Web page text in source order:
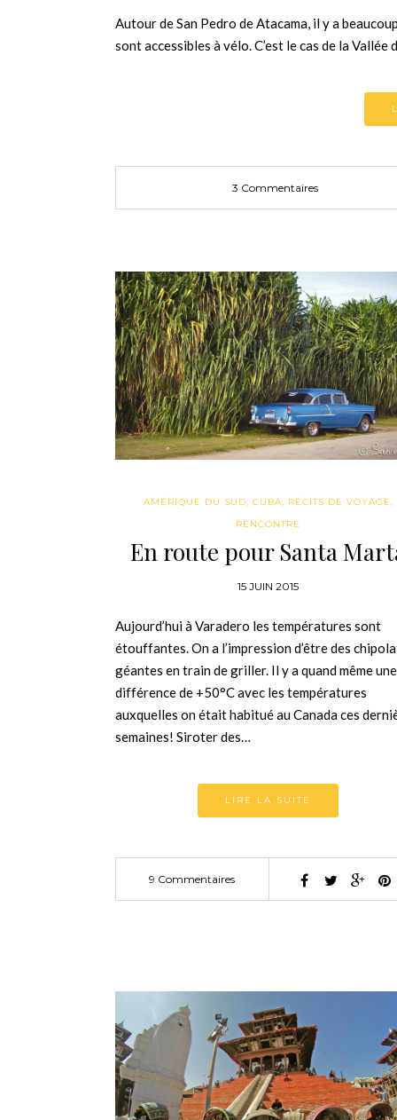
Autour de San Pedro de Atacama, il y a
sont accessibles à vélo. C’est le cas de la Vallée
3 Commentaires
AMÉRIQUE DU SUD, CUBA, RÉCITS DE VOYAGE,
RENCONTRE
En route pour Santa
15 JUIN 2015
Aujourd’hui à Varadero les températures sont
étouffantes. On a l’impression d’être des
géantes en train de griller. Il y a quand même une
différence de +50°C avec les températures
auxquelles on était habitué au Canada ces
semaines! Siroter des…
LIRE LA SUITE
9 Commentaires